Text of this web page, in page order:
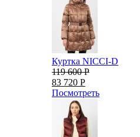
Куртка NICCI-D
119 600 Р
83 720 Р
Посмотреть